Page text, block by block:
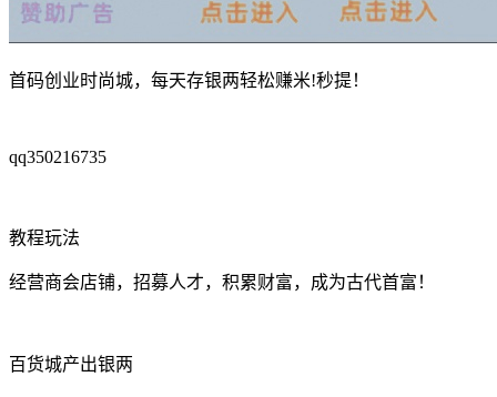
首码创业时尚城，每天存银两轻松赚米!秒提！
qq350216735
教程玩法
经营商会店铺，招募人才，积累财富，成为古代首富！
百货城产出银两